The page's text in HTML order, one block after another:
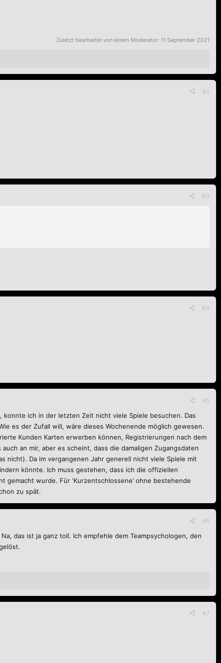
Zuletzt bearbeitet von einem Moderator: 11 September 2021
#2
#3
#4
#5
ich in der letzten Zeit nicht viele Spiele besuchen. Das
es der Zufall will, wäre dieses Wochenende möglich gewesen.
Kunden Karten erwerben können, Registrierungen nach dem
an mir, aber es scheint, dass die damaligen Zugangsdaten
Da im vergangenen Jahr generell nicht viele Spiele mit
könnte. Ich muss gestehen, dass ich die offiziellen
wurde. Für ‘Kurzentschlossene’ ohne bestehende
zu spät.
#6
das ist ja ganz toll. Ich empfehle dem Teampsychologen, den
#7